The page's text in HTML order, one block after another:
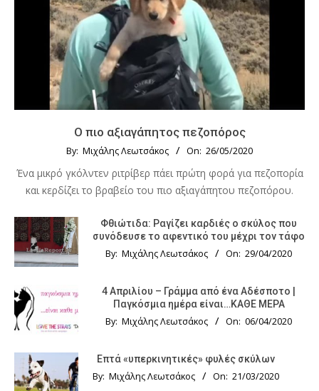
Ο πιο αξιαγάπητος πεζοπόρος
By: Μιχάλης Λεωτσάκος On: 26/05/2020
Ένα μικρό γκόλντεν ριτρίβερ πάει πρώτη φορά για πεζοπορία
και κερδίζει το βραβείο του πιο αξιαγάπητου πεζοπόρου.
Φθιώτιδα: Ραγίζει καρδιές ο σκύλος που
συνόδευσε το αφεντικό του μέχρι τον τάφο
By: Μιχάλης Λεωτσάκος On: 29/04/2020
4 Απριλίου – Γράμμα από ένα Αδέσποτο |
Παγκόσμια ημέρα είναι…ΚΑΘΕ ΜΕΡΑ
By: Μιχάλης Λεωτσάκος On: 06/04/2020
Επτά «υπερκινητικές» φυλές σκύλων
By: Μιχάλης Λεωτσάκος On: 21/03/2020